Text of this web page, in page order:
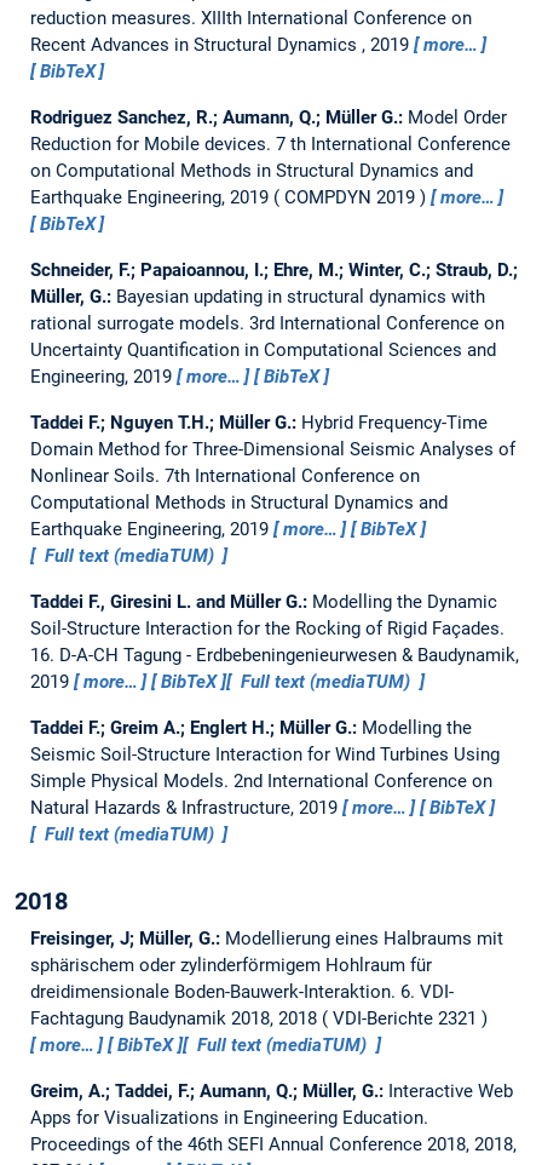
reduction measures. XIIIth International Conference on
Recent Advances in Structural Dynamics , 2019
more…
BibTeX
Rodriguez Sanchez, R.; Aumann, Q.; Müller G.: Model Order
Reduction for Mobile devices. 7 th International Conference
on Computational Methods in Structural Dynamics and
Earthquake Engineering, 2019
COMPDYN 2019
more…
BibTeX
Schneider, F.; Papaioannou, I.; Ehre, M.; Winter, C.; Straub, D.;
Müller, G.: Bayesian updating in structural dynamics with
rational surrogate models. 3rd International Conference on
Uncertainty Quantification in Computational Sciences and
Engineering, 2019
more… BibTeX
Taddei F.; Nguyen T.H.; Müller G.: Hybrid Frequency-Time
Domain Method for Three-Dimensional Seismic Analyses of
Nonlinear Soils. 7th International Conference on
Computational Methods in Structural Dynamics and
Earthquake Engineering, 2019
more…
BibTeX
Full text (mediaTUM)
Taddei F., Giresini L. and Müller G.: Modelling the Dynamic
Soil-Structure Interaction for the Rocking of Rigid Façades.
16. D-A-CH Tagung - Erdbeben­ingenieur­wesen & Baudynamik,
2019
more… BibTeX Full text (mediaTUM)
Taddei F.; Greim A.; Englert H.; Müller G.: Modelling the
Seismic Soil-Structure Interaction for Wind Turbines Using
Simple Physical Models. 2nd International Conference on
Natural Hazards & Infrastructure, 2019
more…
BibTeX
Full text (mediaTUM)
2018
Freisinger, J; Müller, G.: Modellierung eines Halbraums mit
sphärischem oder zylinderförmigem Hohlraum für
dreidimensionale Boden-Bauwerk-Interaktion. 6. VDI-
Fachtagung Baudynamik 2018, 2018
VDI-Berichte 2321
more…
BibTeX Full text (mediaTUM)
Greim, A.; Taddei, F.; Aumann, Q.; Müller, G.: Interactive Web
Apps for Visualizations in Engineering Education.
Proceedings of the 46th SEFI Annual Conference 2018, 2018,